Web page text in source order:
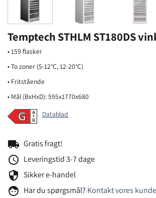
Temptech STHLM ST180DS
• 159 flasker
• To zoner (5-12°C, 12-20°C)
• Fritstående
• Mål (BxHxD): 595x1770x680
Datablad
local_shipping Gratis fragt!
schedule Leveringstid 3-7 dage
security Sikker e-handel
face Har du spørgsmål? Kontakt vores